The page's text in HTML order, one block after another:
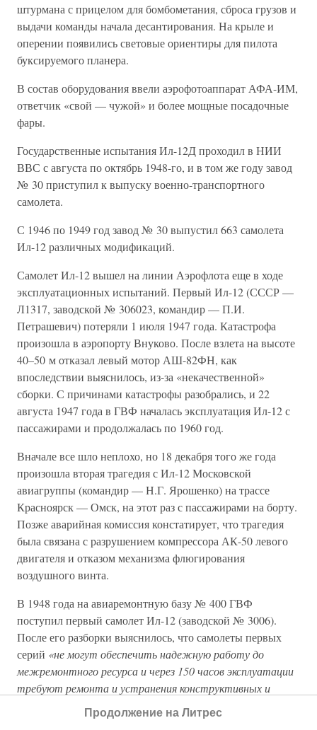
штурмана с прицелом для бомбометания, сброса грузов и
выдачи команды начала десантирования. На крыле и
оперении появились световые ориентиры для пилота
буксируемого планера.
В состав оборудования ввели аэрофотоаппарат АФА-ИМ,
ответчик «свой — чужой» и более мощные посадочные
фары.
Государственные испытания Ил-12Д проходил в НИИ
ВВС с августа по октябрь 1948-го, и в том же году завод
№ 30 приступил к выпуску военно-транспортного
самолета.
С 1946 по 1949 год завод № 30 выпустил 663 самолета
Ил-12 различных модификаций.
Самолет Ил-12 вышел на линии Аэрофлота еще в ходе
эксплуатационных испытаний. Первый Ил-12 (СССР —
Л1317, заводской № 306023, командир — П.И.
Петрашевич) потеряли 1 июля 1947 года. Катастрофа
произошла в аэропорту Внуково. После взлета на высоте
40–50 м отказал левый мотор АШ-82ФН, как
впоследствии выяснилось, из-за «некачественной»
сборки. С причинами катастрофы разобрались, и 22
августа 1947 года в ГВФ началась эксплуатация Ил-12 с
пассажирами и продолжалась по 1960 год.
Вначале все шло неплохо, но 18 декабря того же года
произошла вторая трагедия с Ил-12 Московской
авиагруппы (командир — Н.Г. Ярошенко) на трассе
Красноярск — Омск, на этот раз с пассажирами на борту.
Позже аварийная комиссия констатирует, что трагедия
была связана с разрушением компрессора АК-50 левого
двигателя и отказом механизма флюгирования
воздушного винта.
В 1948 года на авиаремонтную базу № 400 ГВФ
поступил первый самолет Ил-12 (заводской № 3006).
После его разборки выяснилось, что самолеты первых
серий «не могут обеспечить надежную работу до
межремонтного ресурса и через 150 часов эксплуатации
требуют ремонта и устранения конструктивных и
производственных дефектов в заводских условиях.
Продолжение на Литрес